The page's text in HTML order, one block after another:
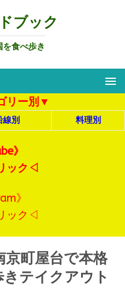
ブック
食べ歩き
リー別▼
線別 料理別
》
ック◁
》
ック◁
京町屋台で本格
テイクアウト